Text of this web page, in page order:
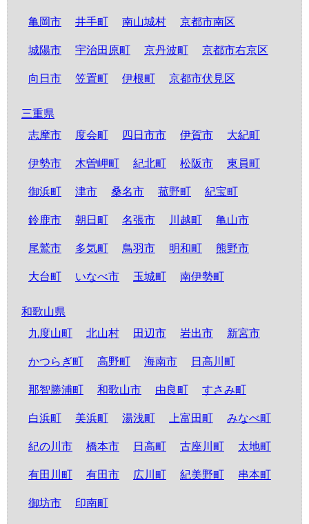
亀岡市 井手町 南山城村 京都市南区
城陽市 宇治田原町 京丹波町 京都市右京区
向日市 笠置町 伊根町 京都市伏見区
三重県
志摩市
度会町 四日市市 伊賀市 大紀町
伊勢市 木曽岬町 紀北町 松阪市 東員町
御浜町 津市 桑名市 菰野町 紀宝町
鈴鹿市 朝日町 名張市 川越町 亀山市
尾鷲市 多気町 鳥羽市 明和町 熊野市
大台町 いなべ市 玉城町 南伊勢町
和歌山県
九度山町
北山村 田辺市 岩出市 新宮市
かつらぎ町 高野町 海南市 日高川町
那智勝浦町 和歌山市 由良町 すさみ町
白浜町 美浜町 湯浅町 上富田町 みなべ町
紀の川市 橋本市 日高町 古座川町 太地町
有田川町 有田市 広川町 紀美野町 串本町
御坊市 印南町